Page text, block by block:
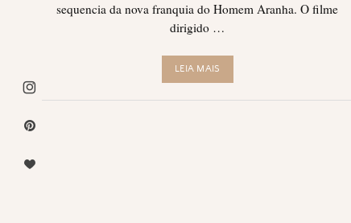
sequencia da nova franquia do Homem Aranha. O filme
dirigido …
LEIA MAIS